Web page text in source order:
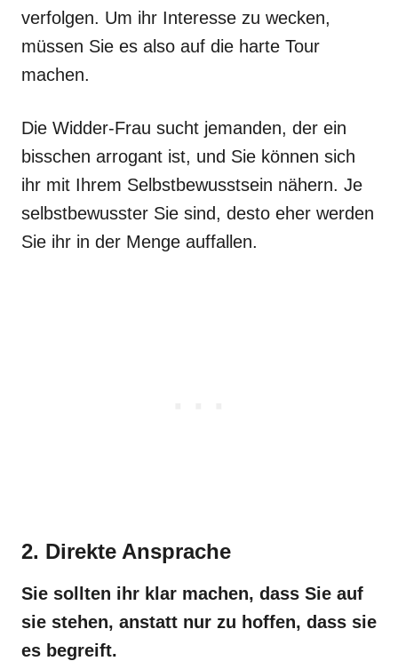
verfolgen. Um ihr Interesse zu wecken,
müssen Sie es also auf die harte Tour
machen.
Die Widder-Frau sucht jemanden, der ein
bisschen arrogant ist, und Sie können sich
ihr mit Ihrem Selbstbewusstsein nähern. Je
selbstbewusster Sie sind, desto eher werden
Sie ihr in der Menge auffallen.
2. Direkte Ansprache
Sie sollten ihr klar machen, dass Sie auf
sie stehen, anstatt nur zu hoffen, dass sie
es begreift.